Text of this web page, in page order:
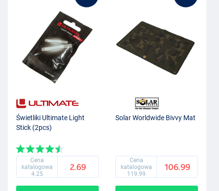
Świetliki Ultimate Light
Stick (2pcs)
Cena
katalogowa
4.25
2.69
Solar Worldwide Bivvy Mat
Cena
katalogowa
119.99
106.99